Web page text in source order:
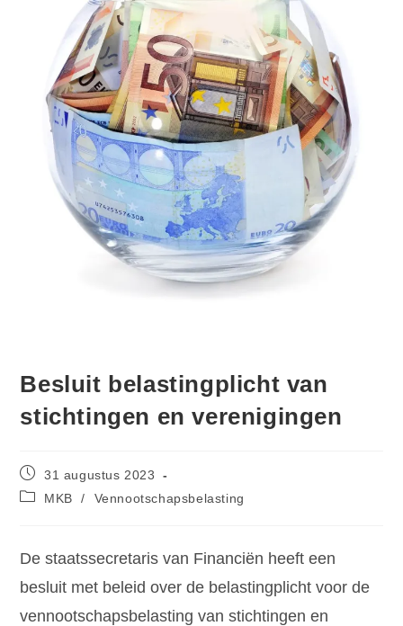
Besluit belastingplicht van
stichtingen en verenigingen
31 augustus 2023
MKB
/ Vennootschapsbelasting
De staatssecretaris van Financiën heeft een
besluit met beleid over de belastingplicht voor de
vennootschapsbelasting van stichtingen en